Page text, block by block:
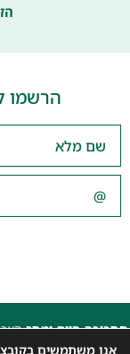
הרשמו
תחבורה היום ומחר